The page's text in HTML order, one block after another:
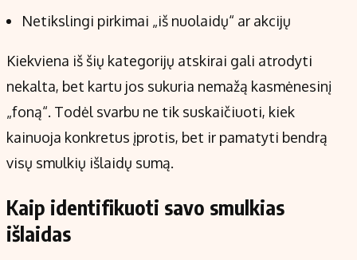
Netikslingi pirkimai „iš nuolaidų“ ar akcijų
Kiekviena iš šių kategorijų atskirai gali atrodyti
nekalta, bet kartu jos sukuria nemažą kasmėnesinį
„foną“. Todėl svarbu ne tik suskaičiuoti, kiek
kainuoja konkretus įprotis, bet ir pamatyti bendrą
visų smulkių išlaidų sumą.
Kaip identifikuoti savo smulkias
išlaidas